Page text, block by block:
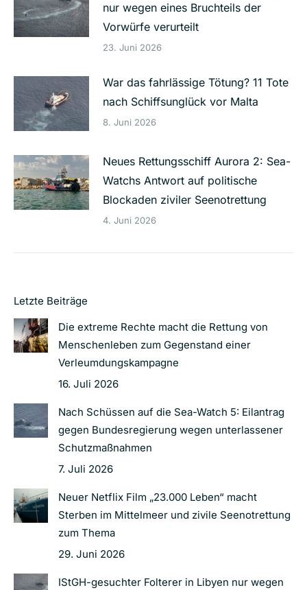
nur wegen eines Bruchteils der
Vorwürfe verurteilt
23. Juni 2026
War das fahrlässige Tötung? 11 Tote
nach Schiffsunglück vor Malta
8. Juni 2026
Neues Rettungsschiff Aurora 2: Sea-
Watchs Antwort auf politische
Blockaden ziviler Seenotrettung
4. Juni 2026
Letzte Beiträge
Die extreme Rechte macht die Rettung von
Menschenleben zum Gegenstand einer
Verleumdungskampagne
16. Juli 2026
Nach Schüssen auf die Sea-Watch 5: Eilantrag
gegen Bundesregierung wegen unterlassener
Schutzmaßnahmen
7. Juli 2026
Neuer Netflix Film „23.000 Leben“ macht
Sterben im Mittelmeer und zivile Seenotrettung
zum Thema
29. Juni 2026
IStGH-gesuchter Folterer in Libyen nur wegen